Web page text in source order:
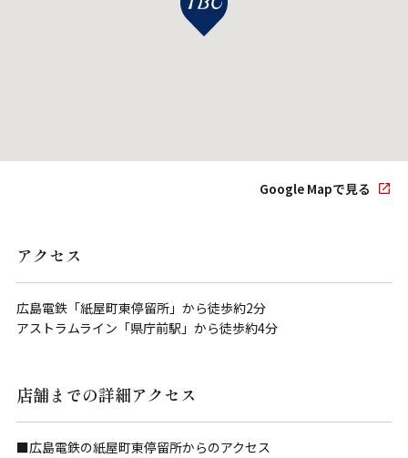
Google Mapで見る
アクセス
広島電鉄「紙屋町東停留所」から徒歩約2分
アストラムライン「県庁前駅」から徒歩約4分
店舗までの詳細アクセス
■広島電鉄の紙屋町東停留所からのアクセス